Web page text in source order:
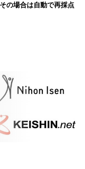
の場合は自動で再採点